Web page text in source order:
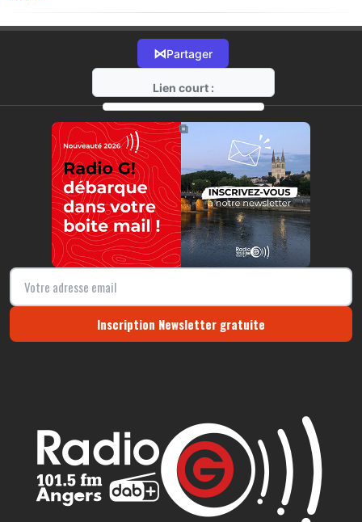
⋈Partager
Lien court :
https://radio-g.fr?18505
⧉
Inscription Newsletter gratuite